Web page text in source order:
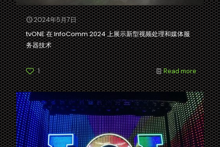
2024年5月7日
tvONE 在 InfoComm 2024 上展示新型视频处理和媒体服
务器技术
1 Read more